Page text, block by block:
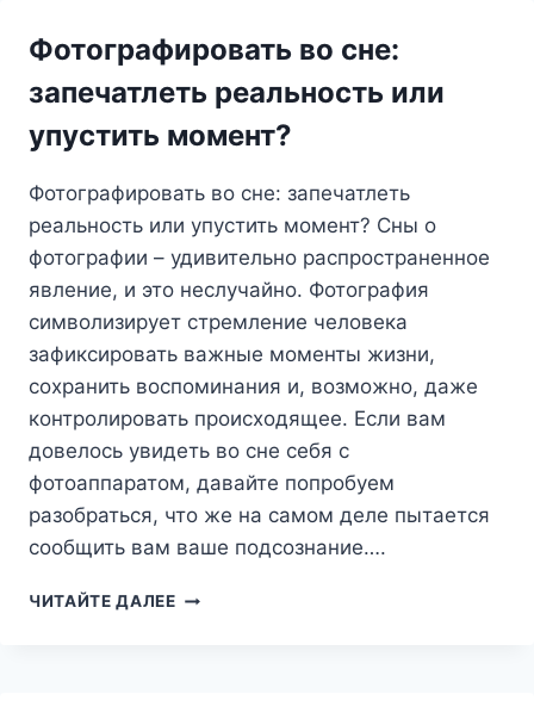
ОБРАЗ?
Фотографировать во сне:
запечатлеть реальность или
упустить момент?
Фотографировать во сне: запечатлеть
реальность или упустить момент? Сны о
фотографии – удивительно распространенное
явление, и это неслучайно. Фотография
символизирует стремление человека
зафиксировать важные моменты жизни,
сохранить воспоминания и, возможно, даже
контролировать происходящее. Если вам
довелось увидеть во сне себя с
фотоаппаратом, давайте попробуем
разобраться, что же на самом деле пытается
сообщить вам ваше подсознание….
ЧИТАЙТЕ ДАЛЕЕФОТОГРАФИРОВАТЬ